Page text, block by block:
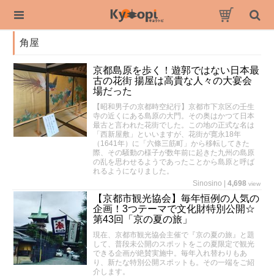
角屋
京都島原を歩く！遊郭ではない日本最
古の花街 揚屋は高貴な人々の大宴会
場だった
【昭和男子の京都時空紀行】京都市下京区の壬生
寺の近くにある島原の大門。その奥はかつて日本
最古と言われた花街でした。この地の正式な名は
「西新屋敷」といいますが、花街が寛永18年
（1641年）に「六條三筋町」から移転してきた
際、その騒動の様子が数年前に起きた九州の島原
の乱を思わせるようであったことから島原と呼ば
れるようになりました。
Sinosino
4,698 view
【京都市観光協会】毎年恒例の人気の
企画！3つテーマで文化財特別公開☆
第43回「京の夏の旅」
現在、京都市観光協会主催で『京の夏の旅』と題
して、普段未公開のスポットをこの夏限定で観光
できる企画が絶賛実施中。毎年入れ替わりもあ
り、新たな特別公開スポットも。その一端をご紹
介します。